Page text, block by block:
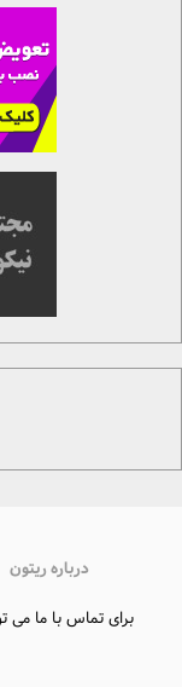
درباره ریتون